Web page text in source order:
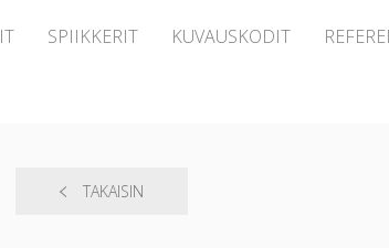
SPIIKKERIT KUVAUSKODIT
TAKAISIN